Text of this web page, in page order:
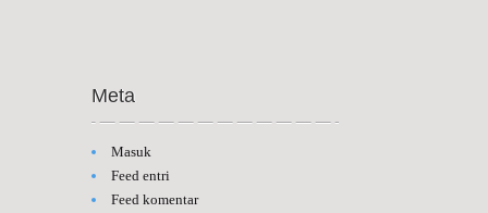
Meta
Masuk
Feed entri
Feed komentar